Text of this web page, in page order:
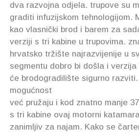
dva razvojna odjela. trupove su
graditi infuzijskom tehnologijom.
kao vlasnički brod i barem za
verziji s tri kabine u trupovima.
hrvatsko tržište najrazvijenije u
segmentu dobro bi došla i
će brodogradilište sigurno
mogućnost
već pružaju i kod znatno manje
s tri kabine ovaj motorni
zanimljiv za najam. Kako se